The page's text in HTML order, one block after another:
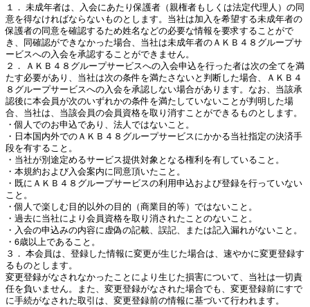
１． 未成年者は、入会にあたり保護者（親権者もしくは法定代理人）の同
意を得なければならないものとします。当社は加入を希望する未成年者の
保護者の同意を確認するため姓名などの必要な情報を要求することがで
き、同確認ができなかった場合、当社は未成年者のＡＫＢ４８グループサ
ービスへの入会を承認することができません。
２． ＡＫＢ４８グループサービスへの入会申込を行った者は次の全てを満
たす必要があり、当社は次の条件を満たさないと判断した場合、ＡＫＢ４
８グループサービスへの入会を承認しない場合があります。なお、当該承
認後に本会員が次のいずれかの条件を満たしていないことが判明した場
合、当社は、当該会員の会員資格を取り消すことができるものとします。
・個人でのお申込であり、法人ではないこと。
・日本国内外でのＡＫＢ４８グループサービスにかかる当社指定の決済手
段を有すること。
・当社が別途定めるサービス提供対象となる権利を有していること。
・本規約および入会案内に同意頂いたこと。
・既にＡＫＢ４８グループサービスの利用申込および登録を行っていない
こと。
・個人で楽しむ目的以外の目的（商業目的等）ではないこと。
・過去に当社により会員資格を取り消されたことのないこと。
・入会の申込みの内容に虚偽の記載、誤記、または記入漏れがないこと。
・6歳以上であること。
３． 本会員は、登録した情報に変更が生じた場合は、速やかに変更登録す
るものとします。
変更登録がなされなかったことにより生じた損害について、当社は一切責
任を負いません。また、変更登録がなされた場合でも、変更登録前にすで
に手続がなされた取引は、変更登録前の情報に基づいて行われます。